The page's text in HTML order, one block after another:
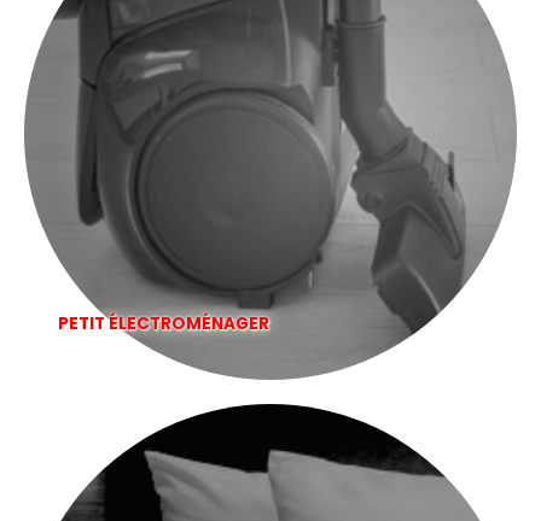
PETIT ÉLECTROMÉNAGER